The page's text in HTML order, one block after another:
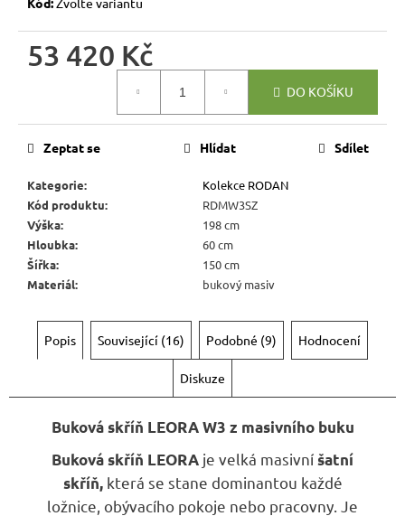
53 420 Kč
DO KOŠÍKU
Kategorie:
Kolekce RODAN
Kód produktu:
RDMW3SZ
Výška:
198 cm
Hloubka:
60 cm
Šířka:
150 cm
Materiál: bukový masiv
Zeptat se Hlídat Sdílet
Popis Související (16) Podobné (9) Hodnocení
Diskuze
Buková skříň LEORA W3 z masivního buku
Buková skříň LEORA je velká masivníšatní
skříň, která se stane dominantou každé
ložnice, obývacího pokoje nebo pracovny. Je
RUSTIKÁLNÍ
ŽIDLE
SWEET
HOME
Původně:
890
Kč